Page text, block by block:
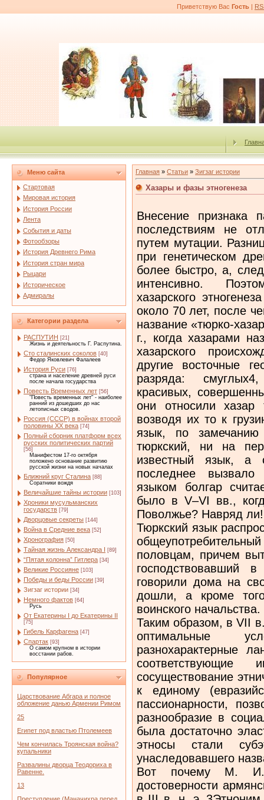
Приветствую Вас Гость |
Меню сайта
Стартовая
Мировая история
История России
Лента
События и даты
Фотообзоры
История Древнего Рима
История стран мира
Рыцари
Историческое
Адмиралы
Категории раздела
РАСПУТИН [21]
Жизнь и деятельность Г. Распутина.
Сто сталинских соколов [40]
Федор Яковлевич Фалалеев
История Руси [76]
страна и население древней руси
после начала государства
Повесть Временных лет [56]
"Повесть временных лет" - наиболее
ранний из дошедших до нас
летописных сводов.
Россия (СССР) в войнах второй
половины XX века [74]
Полный сборник платформ всех
русских политических партий
[56]
Манифестом 17-го октября
положено основание развитию
русской жизни на новых началах
Ближний круг Сталина [88]
Соратники вождя
Величайшие тайны истории [103]
Хроники мусульманских
государств [79]
Дворцовые секреты [144]
Война в Средние века [52]
Хронография [50]
Тайная жизнь Александра I [89]
“Пятая колонна” Гитлера [34]
Великие Россияне [103]
Победы и беды России [39]
Зигзаг истории [34]
Немного фактов [64]
Русь
От Екатерины I до Екатерины II
[75]
Гибель Карфагена [47]
Спартак [93]
О самом крупном в истории
восстании рабов.
Популярное
Царствование Абгара и полное
обложение данью Армении Римом
25
Египет под властью Птолемеев
Чем кончилась Троянская война?
купальники
Развалины дворца Теодориха в
Равенне.
13
Главная » Статьи » Зигзаг истории
Хазары и фазы этногенеза
Внесение признака
последствиям не
путем мутации.
при генетическом
более быстро, а,
интенсивно.
хазарского
около 70 лет, после
название «тюрко-
г., когда хазарами
хазарского
другие восточные
разряда:
красивых,
они относили
возводя их то к
язык, по
тюркский, ни на
известный язык, а
последнее
языком болгар
было в V–VI вв.,
Поволжье? Навряд ли!
Тюркский язык
половцам, причем
господствовавший
говорили дома на
дошли, а кроме
воинского начальства.
Таким образом, в VII
оптимальные
разнохарактерные
соответствующие
сосуществование
к единому
пассионарности,
разнообразие в
была достаточно
этносы стали
унаследовавшего
Вот почему М. И.
достоверности